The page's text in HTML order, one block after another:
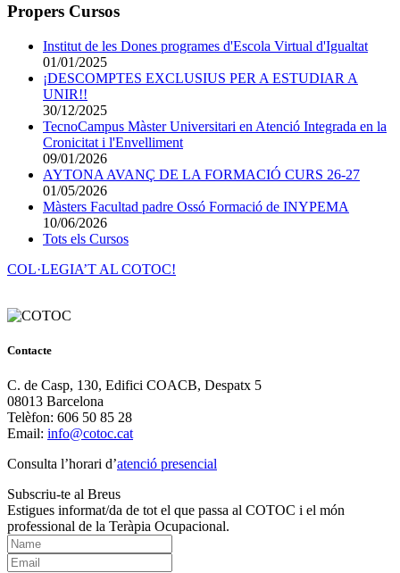
Propers Cursos
Institut de les Dones programes d'Escola Virtual d'Igualtat
01/01/2025
¡DESCOMPTES EXCLUSIUS PER A ESTUDIAR A
UNIR!!
30/12/2025
TecnoCampus Màster Universitari en Atenció Integrada en la
Cronicitat i l'Envelliment
09/01/2026
AYTONA AVANÇ DE LA FORMACIÓ CURS 26-27
01/05/2026
Màsters Facultad padre Ossó Formació de INYPEMA
10/06/2026
Tots els Cursos
COL·LEGIA’T AL COTOC!
Contacte
C. de Casp, 130, Edifici COACB, Despatx 5
08013 Barcelona
Telèfon: 606 50 85 28
Email: info@cotoc.cat
Consulta l’horari d’atenció presencial
Subscriu-te al Breus
Estigues informat/da de tot el que passa al COTOC i el món
professional de la Teràpia Ocupacional.